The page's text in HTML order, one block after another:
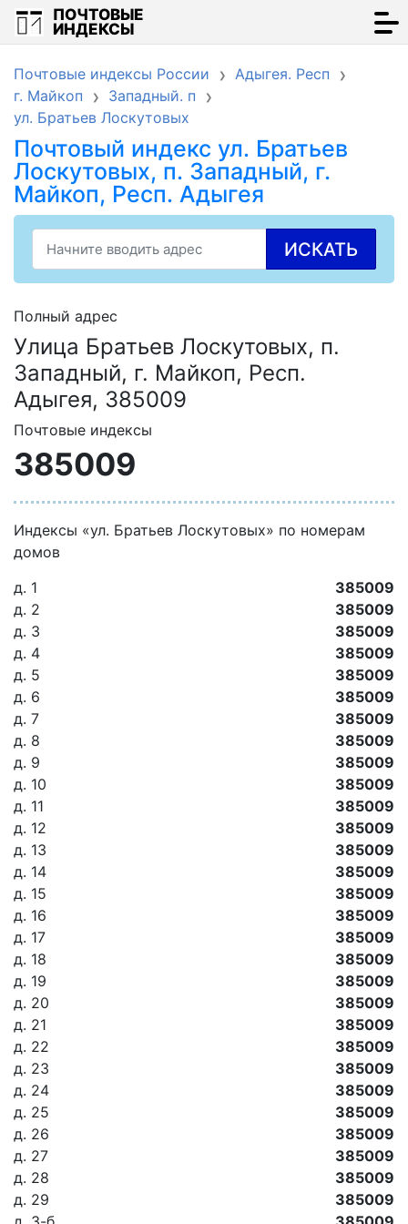
ПОЧТОВЫЕ
ИНДЕКСЫ
Почтовые индексы России
Адыгея. Респ
г. Майкоп
Западный. п
ул. Братьев Лоскутовых
Почтовый индекс ул. Братьев
Лоскутовых, п. Западный, г.
Майкоп, Респ. Адыгея
ИСКАТЬ
Полный адрес
Улица Братьев Лоскутовых, п.
Западный, г. Майкоп, Респ.
Адыгея, 385009
Почтовые индексы
385009
Индексы «ул. Братьев Лоскутовых» по номерам
домов
д. 1
385009
д. 2
385009
д. 3
385009
д. 4
385009
д. 5
385009
д. 6
385009
д. 7
385009
д. 8
385009
д. 9
385009
д. 10
385009
д. 11
385009
д. 12
385009
д. 13
385009
д. 14
385009
д. 15
385009
д. 16
385009
д. 17
385009
д. 18
385009
д. 19
385009
д. 20
385009
д. 21
385009
д. 22
385009
д. 23
385009
д. 24
385009
д. 25
385009
д. 26
385009
д. 27
385009
д. 28
385009
д. 29
385009